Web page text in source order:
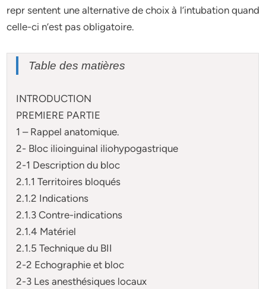
repr sentent une alternative de choix à l’intubation quand
celle-ci n’est pas obligatoire.
Table des matières
INTRODUCTION
PREMIERE PARTIE
1 – Rappel anatomique.
2- Bloc ilioinguinal iliohypogastrique
2-1 Description du bloc
2.1.1 Territoires bloqués
2.1.2 Indications
2.1.3 Contre-indications
2.1.4 Matériel
2.1.5 Technique du BII
2-2 Echographie et bloc
2-3 Les anesthésiques locaux